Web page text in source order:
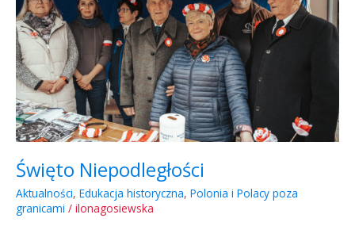
Święto Niepodległości
Aktualności, Edukacja historyczna, Polonia i Polacy poza
granicami / ilonagosiewska